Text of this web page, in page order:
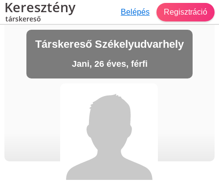
Keresztény
társkereső
Belépés Regisztráció
Társkereső Székelyudvarhely
Jani, 26 éves, férfi